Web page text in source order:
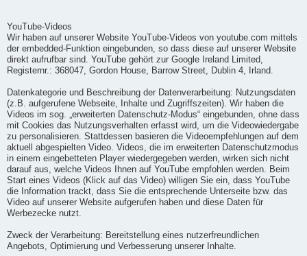
YouTube-Videos
Wir haben auf unserer Website YouTube-Videos von youtube.com mittels
der embedded-Funktion eingebunden, so dass diese auf unserer Website
direkt aufrufbar sind. YouTube gehört zur Google Ireland Limited,
Registernr.: 368047, Gordon House, Barrow Street, Dublin 4, Irland.
Datenkategorie und Beschreibung der Datenverarbeitung: Nutzungsdaten
(z.B. aufgerufene Webseite, Inhalte und Zugriffszeiten). Wir haben die
Videos im sog. „erweiterten Datenschutz-Modus“ eingebunden, ohne dass
mit Cookies das Nutzungsverhalten erfasst wird, um die Videowiedergabe
zu personalisieren. Stattdessen basieren die Videoempfehlungen auf dem
aktuell abgespielten Video. Videos, die im erweiterten Datenschutzmodus
in einem eingebetteten Player wiedergegeben werden, wirken sich nicht
darauf aus, welche Videos Ihnen auf YouTube empfohlen werden. Beim
Start eines Videos (Klick auf das Video) willigen Sie ein, dass YouTube
die Information trackt, dass Sie die entsprechende Unterseite bzw. das
Video auf unserer Website aufgerufen haben und diese Daten für
Werbezecke nutzt.
Zweck der Verarbeitung: Bereitstellung eines nutzerfreundlichen
Angebots, Optimierung und Verbesserung unserer Inhalte.